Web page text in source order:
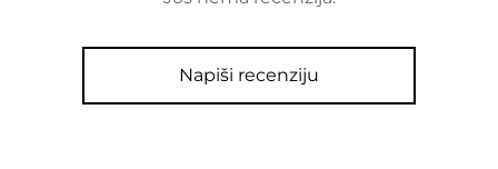
Napiši recenziju